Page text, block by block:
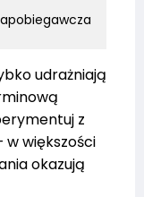
udrażniają
z
większości
okazują